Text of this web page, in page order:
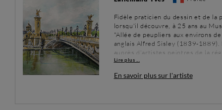
Fidèle praticien du dessin et de la
lorsqu'il découvre, à 25 ans au
"Allée de peupliers aux environs
anglais Alfred Sisley (1839-
auprès d'artistes peintres de la
particuliers avec un professeur
village des Hautes-Pyrénées, à
retraite, peint quasiment tous les
Lire plus ...
En savoir plus sur l'artiste